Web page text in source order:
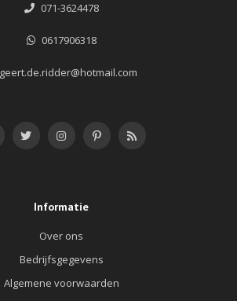
071-3624478
0617906318
geert.de.ridder@hotmail.com
Informatie
Over ons
Bedrijfsgegevens
Algemene voorwaarden